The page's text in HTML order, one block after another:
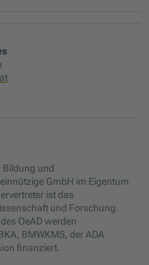
Bildung und
GmbH im Eigentum
ist das
und Forschung.
OeAD werden
BMWKMS, der ADA
finanziert.